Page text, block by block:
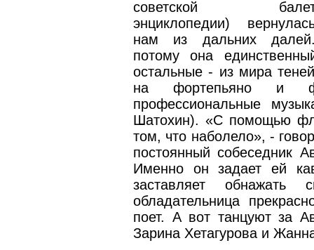
советской
энциклопедии)
нам из дальних
потому она
остальные - из мира
на фортепьяно и
профессиональные
Шатохин). «С помощью
том, что наболело», -
постоянный собеседник
Именно он задает ей
заставляет
обладательница
поет. А вот танцуют за
Зарина Хетагурова и